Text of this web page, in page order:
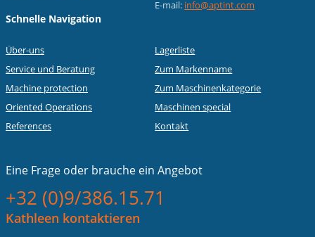
E-mail: info@aptint.com
Schnelle Navigation
Über-uns
Service und Beratung
Machine protection
Oriented Operations
References
Lagerliste
Zum Markenname
Zum Maschinenkategorie
Maschinen special
Kontakt
Eine Frage oder brauche ein Angebot
+32 (0)9/386.15.71
Kathleen kontaktieren